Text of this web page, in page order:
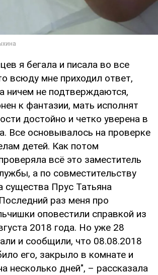
я бегала и писала во все
всюду мне приходил ответ,
ничем не подтверждаются,
к фантазии, мать исполнят
достойно и четко уверена в
Все основывалось на проверке
детей. Как потом
всё это заместитель
а по совместительству
существа Прус Татьяна
раз меня про
оповестили справкой из
2018 года. Но уже 28
и сообщили, что 08.08.2018
его, закрыло в комнате и
несколько дней", – рассказала